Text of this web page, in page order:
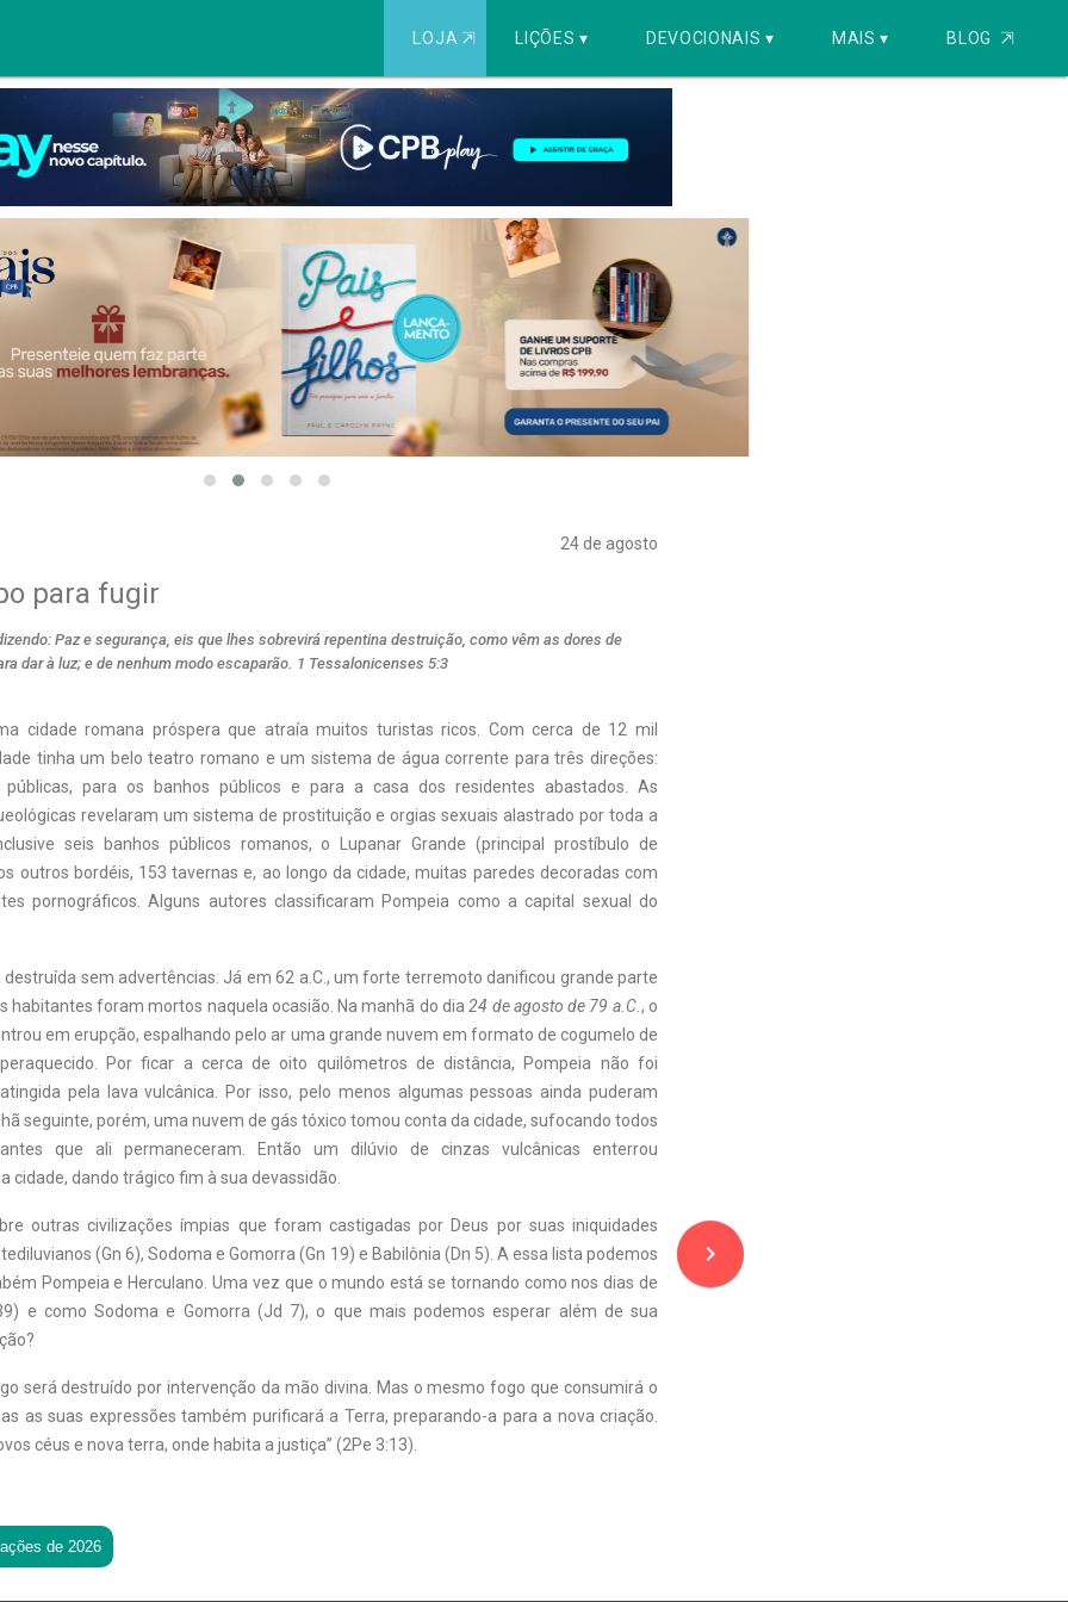
LOJA ⇱ LIÇÕES ▾ DEVOCIONAIS ▾ MAIS ▾ BLOG ⇱
24 de agosto
para fugir
Paz e segurança, eis que lhes sobrevirá repentina destruição, como vêm as dores de
dar à luz; e de nenhum modo escaparão. 1 Tessalonicenses 5:3
cidade romana próspera que atraía muitos turistas ricos. Com cerca de 12 mil
tinha um belo teatro romano e um sistema de água corrente para três direções:
para os banhos públicos e para a casa dos residentes abastados. As
revelaram um sistema de prostituição e orgias sexuais alastrado por toda a
seis banhos públicos romanos, o Lupanar Grande (principal prostíbulo de
outros bordéis, 153 tavernas e, ao longo da cidade, muitas paredes decoradas com
pornográficos. Alguns autores classificaram Pompeia como a capital sexual do
sem advertências. Já em 62 a.C., um forte terremoto danificou grande parte
habitantes foram mortos naquela ocasião. Na manhã do dia24 de agosto de 79 a.C. , o
em erupção, espalhando pelo ar uma grande nuvem em formato de cogumelo de
Por ficar a cerca de oito quilômetros de distância, Pompeia não foi
pela lava vulcânica. Por isso, pelo menos algumas pessoas ainda puderam
seguinte, porém, uma nuvem de gás tóxico tomou conta da cidade, sufocando todos
que ali permaneceram. Então um dilúvio de cinzas vulcânicas enterrou
cidade, dando trágico fim à sua devassidão.
outras civilizações ímpias que foram castigadas por Deus por suas iniquidades
(Gn 6), Sodoma e Gomorra (Gn 19) e Babilônia (Dn 5). A essa lista podemos
Pompeia e Herculano. Uma vez que o mundo está se tornando como nos dias de
e como Sodoma e Gomorra (Jd 7), o que mais podemos esperar além de sua
será destruído por intervenção da mão divina. Mas o mesmo fogo que consumirá o
as suas expressões também purificará a Terra, preparando-a para a nova criação.
céus e nova terra, onde habita a justiça” (2Pe 3:13).
de 2026
navigate_next